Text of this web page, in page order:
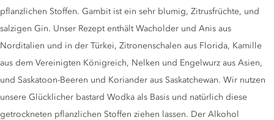
pflanzlichen Stoffen. Gambit ist ein sehr blumig, Zitrusfrüchte, und
salzigen Gin. Unser Rezept enthält Wacholder und Anis aus
Norditalien und in der Türkei, Zitronenschalen aus Florida, Kamille
aus dem Vereinigten Königreich, Nelken und Engelwurz aus Asien,
und Saskatoon-Beeren und Koriander aus Saskatchewan. Wir nutzen
unsere Glücklicher bastard Wodka als Basis und natürlich diese
getrockneten pflanzlichen Stoffen ziehen lassen. Der Alkohol